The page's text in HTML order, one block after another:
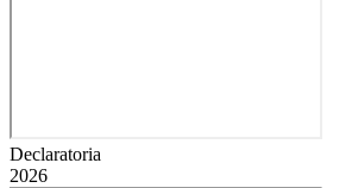
Declaratoria
2026